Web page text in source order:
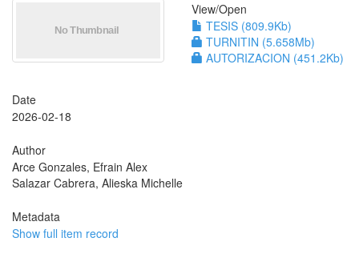
View/Open
TESIS (809.9Kb)
TURNITIN (5.658Mb)
AUTORIZACION (451.2Kb)
Date
2026-02-18
Author
Arce Gonzales, Efrain Alex
Salazar Cabrera, Alieska Michelle
Metadata
Show full item record